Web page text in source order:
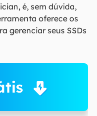
é, sem dúvida,
oferece os
gerenciar seus SSDs